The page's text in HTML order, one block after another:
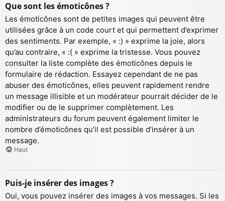
Que sont les émoticônes ?
Les émoticônes sont de petites images qui peuvent être
utilisées grâce à un code court et qui permettent d’exprimer
des sentiments. Par exemple, « :) » exprime la joie, alors
qu’au contraire, « :( » exprime la tristesse. Vous pouvez
consulter la liste complète des émoticônes depuis le
formulaire de rédaction. Essayez cependant de ne pas
abuser des émoticônes, elles peuvent rapidement rendre
un message illisible et un modérateur pourrait décider de le
modifier ou de le supprimer complètement. Les
administrateurs du forum peuvent également limiter le
nombre d’émoticônes qu’il est possible d’insérer à un
message.
Haut
Puis-je insérer des images ?
Oui, vous pouvez insérer des images à vos messages. Si les